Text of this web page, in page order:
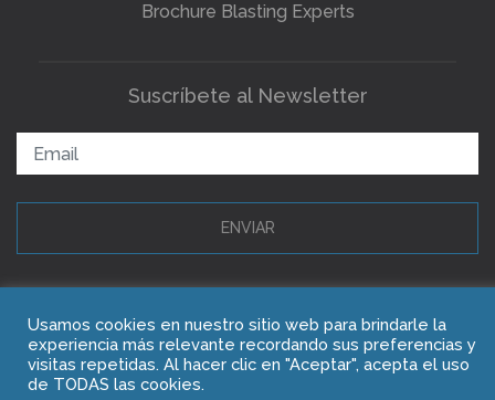
Brochure Blasting Experts
Suscríbete al Newsletter
ENVIAR
Usamos cookies en nuestro sitio web para brindarle la
experiencia más relevante recordando sus preferencias y
visitas repetidas. Al hacer clic en "Aceptar", acepta el uso
de TODAS las cookies.